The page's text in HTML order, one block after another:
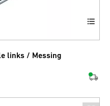
links / Messing